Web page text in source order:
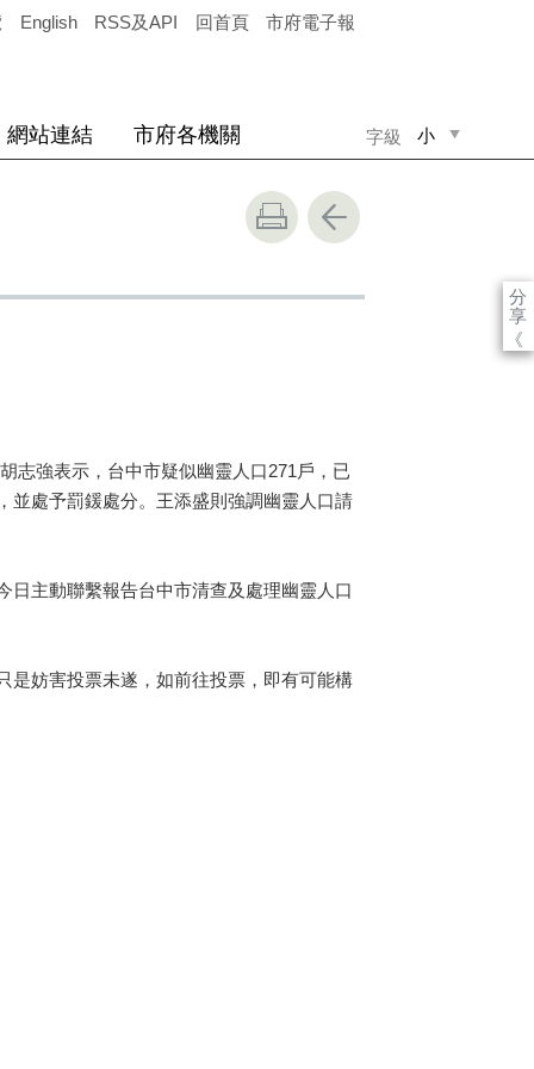
English RSS及API 回首頁 市府電子報
字級 小
網站連結 市府各機關
分
享
《
志強表示，台中市疑似幽靈人口271戶，已
並處予罰鍰處分。王添盛則強調幽靈人口請
日主動聯繫報告台中市清查及處理幽靈人口
是妨害投票未遂，如前往投票，即有可能構